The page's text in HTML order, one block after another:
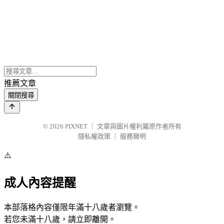
推薦文章
關閉搜尋
© 2026 PIXNET
文章與圖片權利屬原作者所有
隱私權政策
服務聲明
⚠️
成人內容提醒
本部落格內容僅限年滿十八歲者瀏覽。
若您未滿十八歲，請立即離開。